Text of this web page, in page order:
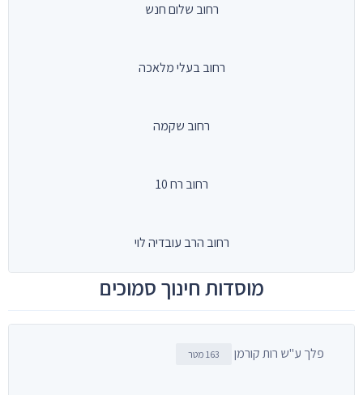
רחוב שלום חנש
רחוב בעלי מלאכה
רחוב שקמה
רחוב רח 10
רחוב הרב עובדיה לוי
מוסדות חינוך סמוכים
פלך ע"ש רות קורמן 163 מטר